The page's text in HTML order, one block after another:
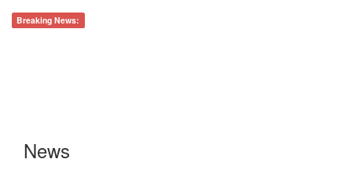
Breaking News:
News